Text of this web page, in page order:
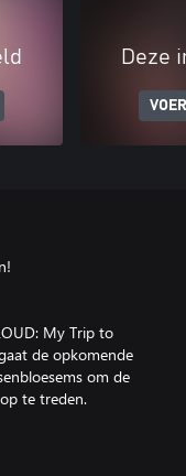
Deze
My Trip to
de opkomende
om de
te treden.